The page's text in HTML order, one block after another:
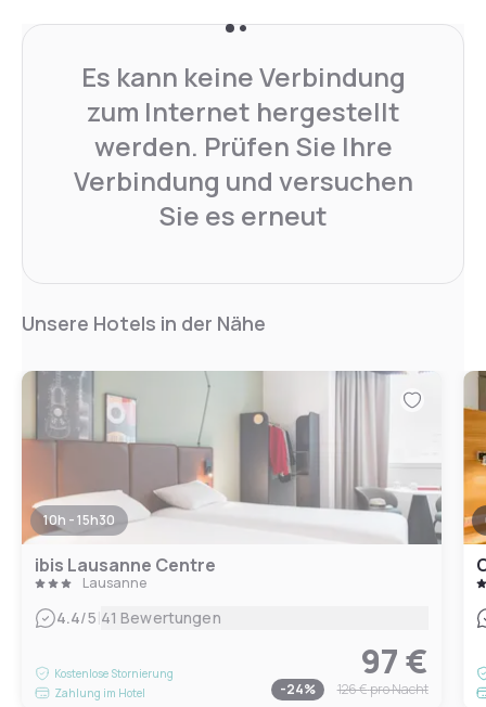
Es kann keine Verbindung
zum Internet hergestellt
werden. Prüfen Sie Ihre
Verbindung und versuchen
Sie es erneut
Unsere Hotels in der Nähe
10h - 15h30
ibis Lausanne Centre
Lausanne
4.4/5|41 Bewertungen
Kostenlose Stornierung
Zahlung im Hotel
97 €
-24% 126 €pro Nacht